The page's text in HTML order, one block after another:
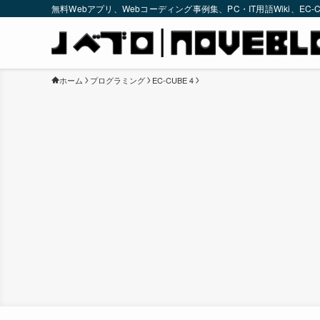
無料Webアプリ、Webコーディング事例集、PC・IT用語Wiki、EC-
ホーム プログラミング EC-CUBE 4